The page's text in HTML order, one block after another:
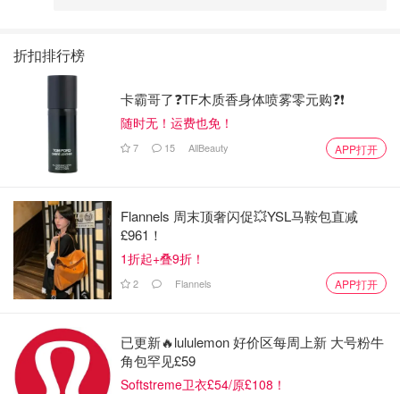
折扣排行榜
卡霸哥了❓TF木质香身体喷雾零元购❓❗
随时无！运费也免！
7 15 AllBeauty APP打开
Flannels 周末顶奢闪促💥YSL马鞍包直减
£961！
1折起+叠9折！
2 Flannels APP打开
已更新🔥lululemon 好价区每周上新 大号粉牛
角包罕见£59
Softstreme卫衣£54/原£108！